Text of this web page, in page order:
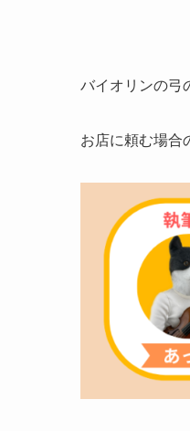
バイオリンの弓
お店に頼む場合